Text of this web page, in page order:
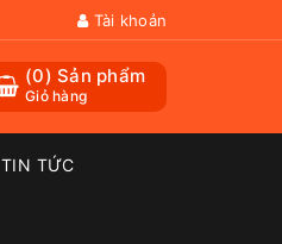
Tài khoản
(0) Sản phẩm
Giỏ hàng
TIN TỨC